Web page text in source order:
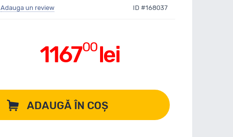
Adauga un review ID #168037
116700lei
ADAUGĂ ÎN COȘ